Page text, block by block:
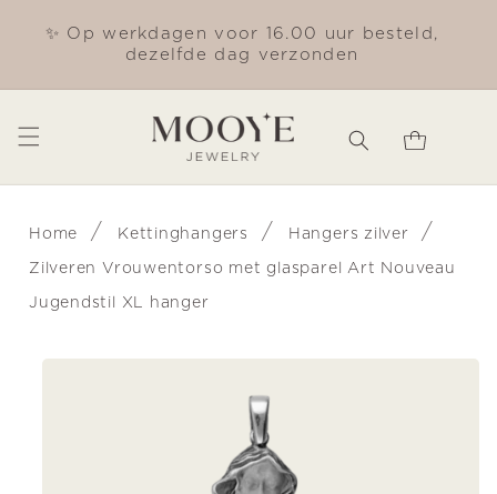
naar de
✨ Op werkdagen voor 16.00 uur besteld,
dezelfde dag verzonden
Winkelwagen
Home / Kettinghangers / Hangers zilver /
Zilveren Vrouwentorso met glasparel Art Nouveau
Jugendstil XL hanger